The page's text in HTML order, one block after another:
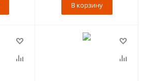
В корзину